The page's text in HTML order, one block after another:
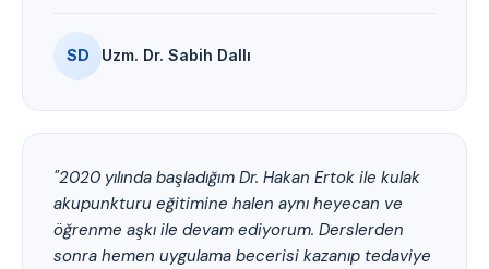
SD Uzm. Dr. Sabih Dallı
"2020 yılında başladığım Dr. Hakan Ertok ile kulak
akupunkturu eğitimine halen aynı heyecan ve
öğrenme aşkı ile devam ediyorum. Derslerden
sonra hemen uygulama becerisi kazanıp tedaviye